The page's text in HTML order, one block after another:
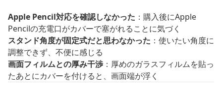
Apple Pencil対応を確認しなかった ：購入後にApple
Pencilの充電口がカバーで塞がれることに気づく
スタンド角度が固定式だと思わなかった ：使いたい角度に
調整できず、不便に感じる
画面フィルムとの厚み干渉 ：厚めのガラスフィルムを貼っ
たあとにカバーを付けると、画面端が浮く